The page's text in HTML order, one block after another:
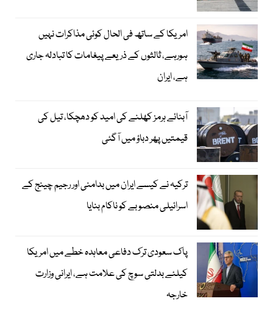
امریکا کے ساتھ فی الحال کوئی مذاکرات نہیں
ہورہے، ثالثوں کے ذریعے پیغامات کا تبادلہ جاری
ہے، ایران
آبنائے ہرمز کھلنے کی امید کو دھچکا، تیل کی
قیمتیں پھر دباؤ میں آگئی
ترکیہ نے کیسے ایران میں بدامنی اور رجیم چینج کے
اسرائیلی منصوبے کو ناکام بنایا
پاک سعودی ترک دفاعی معاہدہ خطے میں امریکا
کیلئے بدلتی سوچ کی علامت ہے، ایرانی وزارت
خارجہ